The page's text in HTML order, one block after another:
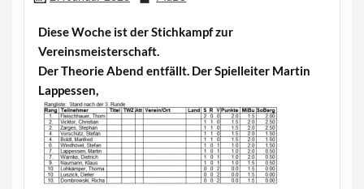
Diese Woche ist der Stichkampf zur
Vereinsmeisterschaft.
Der Theorie Abend entfällt. Der Spielleiter Martin
Lappessen,